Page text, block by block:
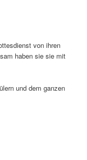
von ihren
haben sie sie mit
und dem ganzen